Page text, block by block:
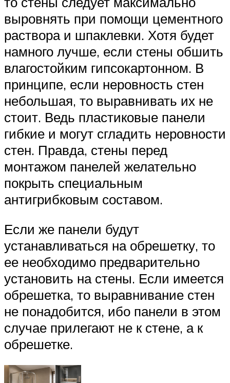
выровнять при помощи цементного
раствора и шпаклевки. Хотя будет
намного лучше, если стены обшить
влагостойким гипсокартонном. В
принципе, если неровность стен
небольшая, то выравнивать их не
стоит. Ведь пластиковые панели
гибкие и могут сгладить неровности
стен. Правда, стены перед
монтажом панелей желательно
покрыть специальным
антигрибковым составом.
Если же панели будут
устанавливаться на обрешетку, то
ее необходимо предварительно
установить на стены. Если имеется
обрешетка, то выравнивание стен
не понадобится, ибо панели в этом
случае прилегают не к стене, а к
обрешетке.